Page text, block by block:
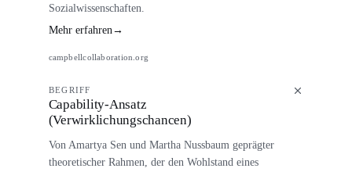
Sozialwissenschaften.
Mehr erfahren →
campbellcollaboration.org
BEGRIFF
Capability-Ansatz
(Verwirklichungschancen)
Von Amartya Sen und Martha Nussbaum geprägter
theoretischer Rahmen, der den Wohlstand eines